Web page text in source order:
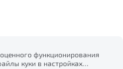
функционирования
куки в настройках